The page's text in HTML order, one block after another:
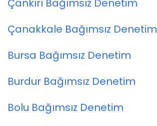
Çankırı Bağımsız Denetim
Çanakkale Bağımsız Denetim
Bursa Bağımsız Denetim
Burdur Bağımsız Denetim
Bolu Bağımsız Denetim